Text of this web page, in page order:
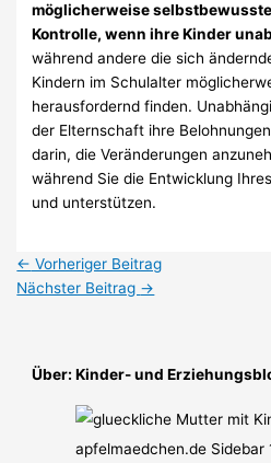
möglicherweise
Kontrolle, wenn ihre Kinder
während andere die sich
Kindern im Schulalter
herausfordernd finden.
der Elternschaft ihre
darin, die Veränderungen
während Sie die Entwicklung
und unterstützen.
← Vorheriger Beitrag
Nächster Beitrag →
Über: Kinder- und